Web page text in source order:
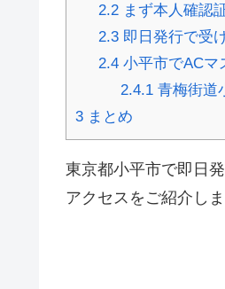
2.2まず本人確認
2.3即日発行で受
2.4小平市でACマ
2.4.1 青梅街道
3 まとめ
東京都小平市で即日
アクセスをご紹介しま